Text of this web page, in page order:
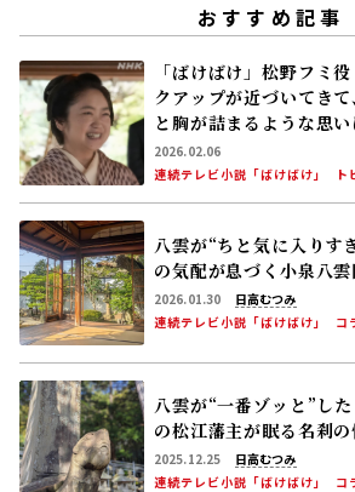
おすすめ記事
「ばけばけ」松野フミ
クアップが近づいてき
と胸が詰まるような思い
2026.02.06
連続テレビ小説「ばけばけ」
ト
八雲が“ちと気に入りす
の気配が息づく小泉八
2026.01.30
日高むつみ
連続テレビ小説「ばけばけ」
コ
八雲が“一番ゾッと”した
の松江藩主が眠る名刹
2025.12.25
日高むつみ
連続テレビ小説「ばけばけ」
コ